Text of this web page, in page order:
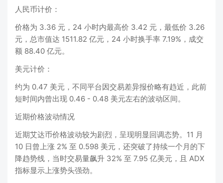
人民币计价：
价格为 3.36 元，24 小时内最高价 3.42 元，最低价 3.26
元，总市值达 1511.82 亿元，24 小时换手率 7.19%，成交
额 88.40 亿元。
美元计价：
约为 0.47 美元，不同平台因交易差异报价略有趋近，此前
短时间内曾出现 0.46 - 0.48 美元左右的波动区间。
近期价格波动情况
近期艾达币价格波动较为剧烈，呈现明显回调态势。11 月
10 日曾上涨 2% 至 0.598 美元，还突破了持续一个月的下
降趋势线，当时交易量飙升 32% 至 7.95 亿美元，且 ADX
指标显示上涨势头强劲。